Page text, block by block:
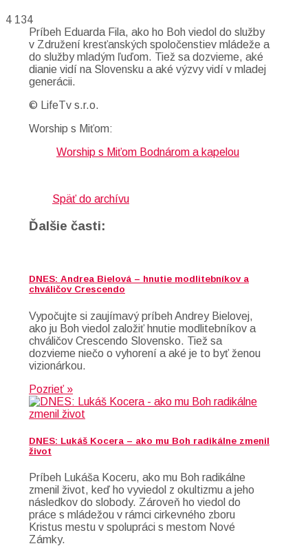
4 134
Príbeh Eduarda Fila, ako ho Boh viedol do služby
v Združení kresťanských spoločenstiev mládeže a
do služby mladým ľuďom. Tiež sa dozvieme, aké
dianie vidí na Slovensku a aké výzvy vidí v mladej
generácii.
© LifeTv s.r.o.
Worship s Miťom:
Worship s Miťom Bodnárom a kapelou
Späť do archívu
Ďalšie časti:
DNES: Andrea Bielová – hnutie modlitebníkov a
chváličov Crescendo
Vypočujte si zaujímavý príbeh Andrey Bielovej,
ako ju Boh viedol založiť hnutie modlitebníkov a
chváličov Crescendo Slovensko. Tiež sa
dozvieme niečo o vyhorení a aké je to byť ženou
vizionárkou.
Pozrieť »
DNES: Lukáš Kocera – ako mu Boh radikálne zmenil
život
Príbeh Lukáša Koceru, ako mu Boh radikálne
zmenil život, keď ho vyviedol z okultizmu a jeho
následkov do slobody. Zároveň ho viedol do
práce s mládežou v rámci cirkevného zboru
Kristus mestu v spolupráci s mestom Nové
Zámky.